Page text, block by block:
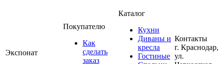
Экспонат
Покупателю
Как
сделать
заказ
Каталог
Кухни
Диваны и
кресла
Гостиные
Контакты
г. Краснодар,
ул.